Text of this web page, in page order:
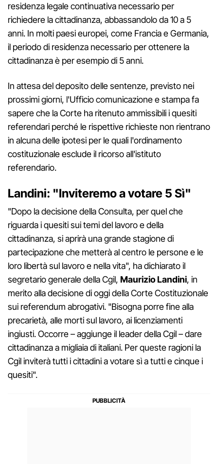
residenza legale continuativa necessario per
richiedere la cittadinanza, abbassandolo da 10 a 5
anni. In molti paesi europei, come Francia e Germania,
il periodo di residenza necessario per ottenere la
cittadinanza è per esempio di 5 anni.
In attesa del deposito delle sentenze, previsto nei
prossimi giorni, l'Ufficio comunicazione e stampa fa
sapere che la Corte ha ritenuto ammissibili i quesiti
referendari perché le rispettive richieste non rientrano
in alcuna delle ipotesi per le quali l'ordinamento
costituzionale esclude il ricorso all'istituto
referendario.
Landini: "Inviteremo a votare 5 Sì"
"Dopo la decisione della Consulta, per quel che
riguarda i quesiti sui temi del lavoro e della
cittadinanza, si aprirà una grande stagione di
partecipazione che metterà al centro le persone e le
loro libertà sul lavoro e nella vita", ha dichiarato il
segretario generale della Cgil, Maurizio Landini, in
merito alla decisione di oggi della Corte Costituzionale
sui referendum abrogativi. "Bisogna porre fine alla
precarietà, alle morti sul lavoro, ai licenziamenti
ingiusti. Occorre – aggiunge il leader della Cgil – dare
cittadinanza a migliaia di italiani. Per queste ragioni la
Cgil inviterà tutti i cittadini a votare sì a tutti e cinque i
quesiti".